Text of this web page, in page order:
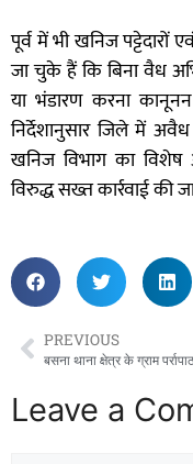
पूर्व में भी खनिज पट्टेदारों
जा चुके हैं कि बिना वैध
या भंडारण करना
निर्देशानुसार जिले में अवैध
खनिज विभाग का विशेष
विरुद्ध सख्त कार्रवाई की
PREVIOUS
Leave a